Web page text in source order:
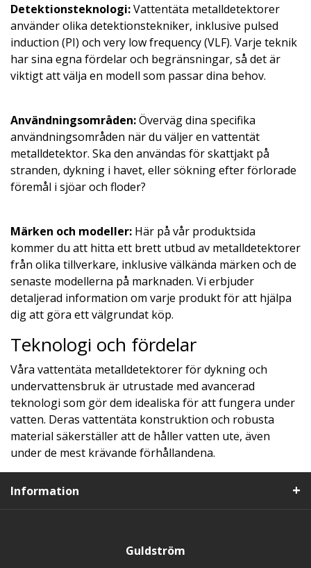
Detektionsteknologi:Vattentäta metalldetektorer
använder olika detektionstekniker, inklusive pulsed
induction (PI) och very low frequency (VLF). Varje teknik
har sina egna fördelar och begränsningar, så det är
viktigt att välja en modell som passar dina behov.
Användningsområden:Överväg dina specifika
användningsområden när du väljer en vattentät
metalldetektor. Ska den användas för skattjakt på
stranden, dykning i havet, eller sökning efter förlorade
föremål i sjöar och floder?
Märken och modeller: Här på vår produktsida
kommer du att hitta ett brett utbud av metalldetektorer
från olika tillverkare, inklusive välkända märken och de
senaste modellerna på marknaden. Vi erbjuder
detaljerad information om varje produkt för att hjälpa
dig att göra ett välgrundat köp.
Teknologi och fördelar
Våra vattentäta metalldetektorer för dykning och
undervattensbruk är utrustade med avancerad
teknologi som gör dem idealiska för att fungera under
vatten. Deras vattentäta konstruktion och robusta
material säkerställer att de håller vatten ute, även
under de mest krävande förhållandena.
Information
Guldström